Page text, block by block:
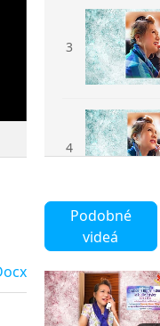
3
4
5
Podobné
videá